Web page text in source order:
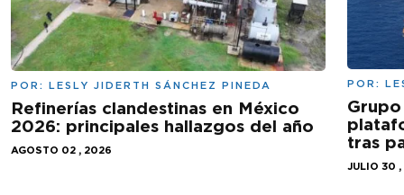
POR: LESLY JIDERTH SÁNCHEZ PINEDA
Refinerías clandestinas en México
2026: principales hallazgos del año
AGOSTO 02 , 2026
POR:
tras
JULIO 30